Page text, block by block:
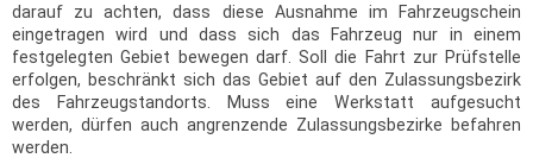
darauf zu achten, dass diese Ausnahme im Fahrzeugschein
eingetragen wird und dass sich das Fahrzeug nur in einem
festgelegten Gebiet bewegen darf. Soll die Fahrt zur Prüfstelle
erfolgen, beschränkt sich das Gebiet auf den Zulassungsbezirk
des Fahrzeugstandorts. Muss eine Werkstatt aufgesucht
werden, dürfen auch angrenzende Zulassungsbezirke befahren
werden.